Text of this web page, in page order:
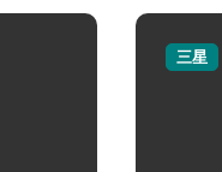
三星